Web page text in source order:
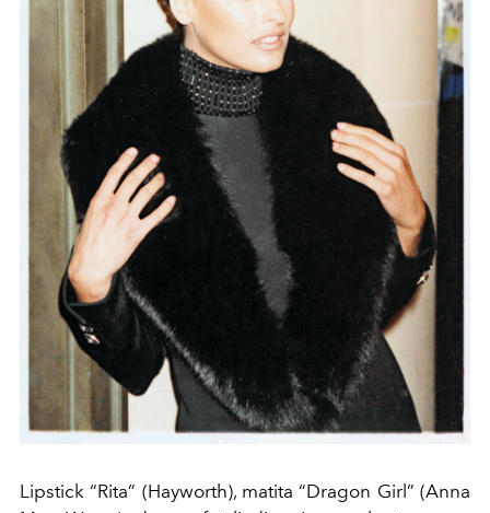
Lipstick “Rita” (Hayworth), matita “Dragon Girl” (Anna